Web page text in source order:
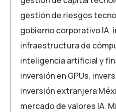
gestión de riesgos
gobierno corporativo IA,
infraestructura de
inteligencia artificial y
inversión en GPUs,
inversión extranjera
mercado de valores IA,